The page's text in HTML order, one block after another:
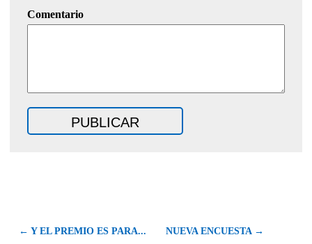
Comentario
← Y EL PREMIO ES PARA... NUEVA ENCUESTA →